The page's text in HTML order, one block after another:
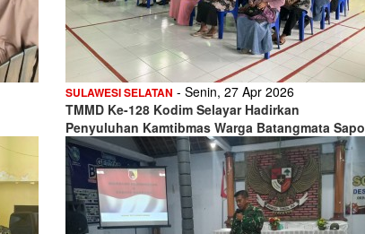
SULAWESI SELATAN - Senin, 27 Apr 2026
TMMD Ke-128 Kodim Selayar Hadirkan
Penyuluhan Kamtibmas Warga Batangmata Sapo